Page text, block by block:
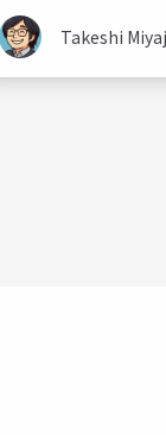
Takeshi